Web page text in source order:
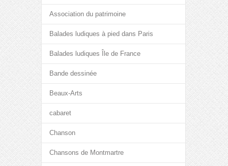
Association du patrimoine
Balades ludiques à pied dans Paris
Balades ludiques Île de France
Bande dessinée
Beaux-Arts
cabaret
Chanson
Chansons de Montmartre